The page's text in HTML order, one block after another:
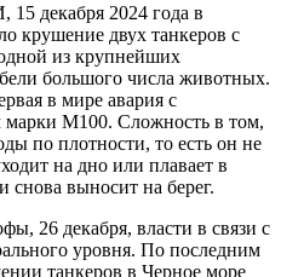
декабря 2024 года в
крушение двух танкеров с
из крупнейших
большого числа животных.
в мире авария с
М100. Сложность в том,
по плотности, то есть он не
на дно или плавает в
снова выносит на берег.
26 декабря, власти в связи с
уровня. По последним
танкеров в Черное море